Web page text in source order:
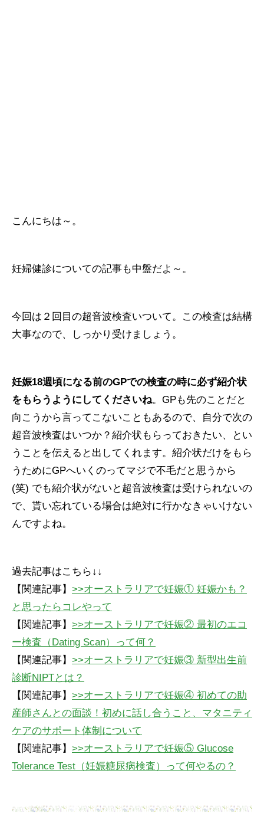
こんにちは～。
妊婦健診についての記事も中盤だよ～。
今回は２回目の超音波検査いついて。この検査は結構
大事なので、しっかり受けましょう。
妊娠18週頃になる前のGPでの検査の時に必ず紹介状
をもらうようにしてくださいね。GPも先のことだと
向こうから言ってこないこともあるので、自分で次の
超音波検査はいつか？紹介状もらっておきたい、とい
うことを伝えると出してくれます。紹介状だけをもら
うためにGPへいくのってマジで不毛だと思うから
(笑) でも紹介状がないと超音波検査は受けられないの
で、貰い忘れている場合は絶対に行かなきゃいけない
んですよね。
過去記事はこちら↓↓
【関連記事】 >>オーストラリアで妊娠① 妊娠かも？
と思ったらコレやって
【関連記事】 >>オーストラリアで妊娠② 最初のエコ
ー検査（Dating Scan）って何？
【関連記事】 >>オーストラリアで妊娠③ 新型出生前
診断NIPTとは？
【関連記事】 >>オーストラリアで妊娠④ 初めての助
産師さんとの面談！初めに話し合うこと、マタニティ
ケアのサポート体制について
【関連記事】 >>オーストラリアで妊娠⑤ Glucose
Tolerance Test（妊娠糖尿病検査）って何やるの？